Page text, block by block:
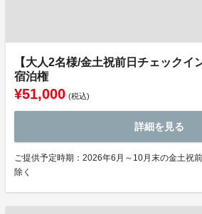
【大人2名様/金土祝前日チェックイ
宿泊権
¥51,000 (税込)
詳細を見る
ご提供予定時期：2026年6月～10月末の金土祝
除く